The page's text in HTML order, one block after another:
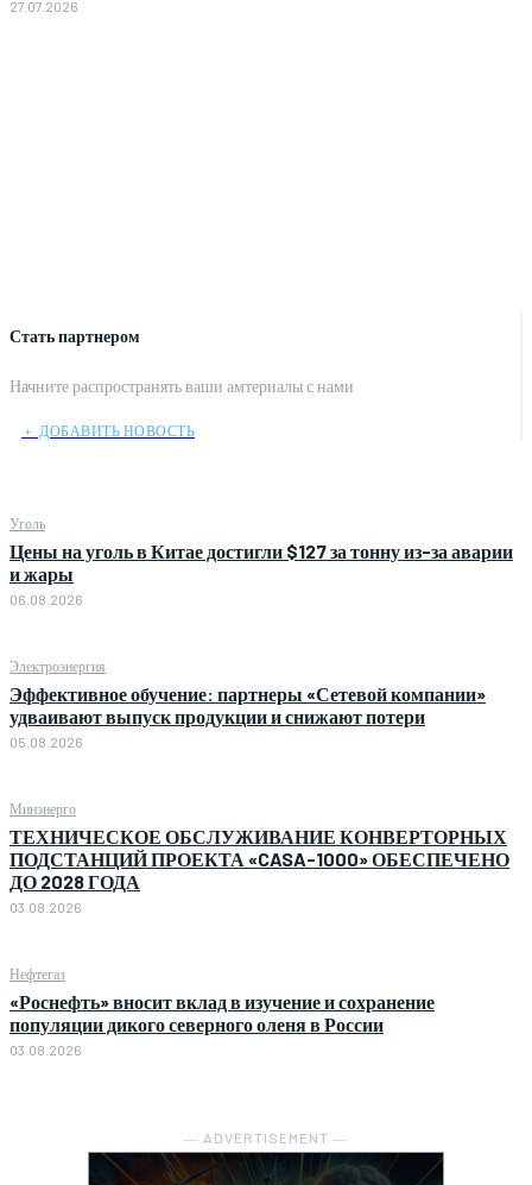
Стать партнером
Начните распространять ваши амтериалы с нами
﹢ ДОБАВИТЬ НОВОСТЬ
Уголь
Цены на уголь в Китае достигли $127 за тонну из-за аварии
и жары
06.08.2026
Электроэнергия
Эффективное обучение: партнеры «Сетевой компании»
удваивают выпуск продукции и снижают потери
05.08.2026
Минэнерго
ТЕХНИЧЕСКОЕ ОБСЛУЖИВАНИЕ КОНВЕРТОРНЫХ
ПОДСТАНЦИЙ ПРОЕКТА «CASA-1000» ОБЕСПЕЧЕНО
ДО 2028 ГОДА
03.08.2026
Нефтегаз
«Роснефть» вносит вклад в изучение и сохранение
популяции дикого северного оленя в России
03.08.2026
― ADVERTISEMENT ―
27.07.2026